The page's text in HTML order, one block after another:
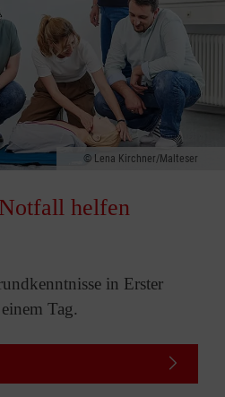
Lena Kirchner/Malteser
helfen
in Erster
Tag.